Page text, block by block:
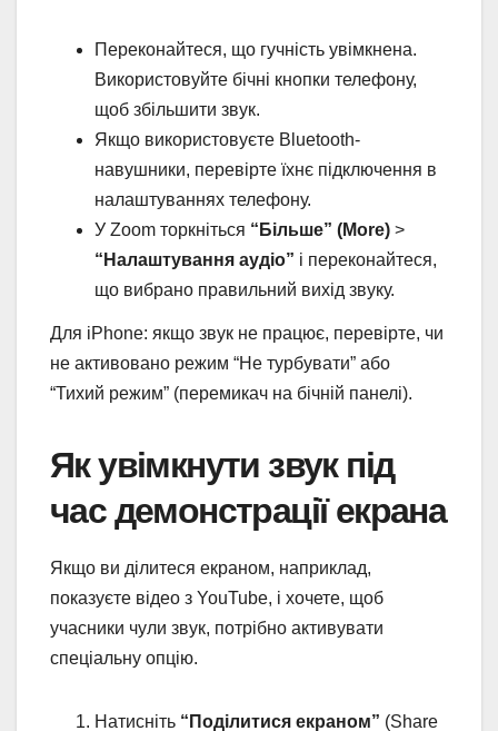
Переконайтеся, що гучність увімкнена.
Використовуйте бічні кнопки телефону,
щоб збільшити звук.
Якщо використовуєте Bluetooth-
навушники, перевірте їхнє підключення в
налаштуваннях телефону.
У Zoom торкніться “Більше” (More) >
“Налаштування аудіо” і переконайтеся,
що вибрано правильний вихід звуку.
Для iPhone: якщо звук не працює, перевірте, чи
не активовано режим “Не турбувати” або
“Тихий режим” (перемикач на бічній панелі).
Як увімкнути звук під
час демонстрації екрана
Якщо ви ділитеся екраном, наприклад,
показуєте відео з YouTube, і хочете, щоб
учасники чули звук, потрібно активувати
спеціальну опцію.
Натисніть “Поділитися екраном” (Share